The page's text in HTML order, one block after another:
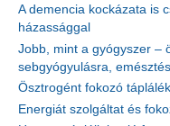
A demencia kockázata is
házassággal
Jobb, mint a gyógyszer –
sebgyógyulásra,
Ösztrogént fokozó
Energiát szolgáltat és